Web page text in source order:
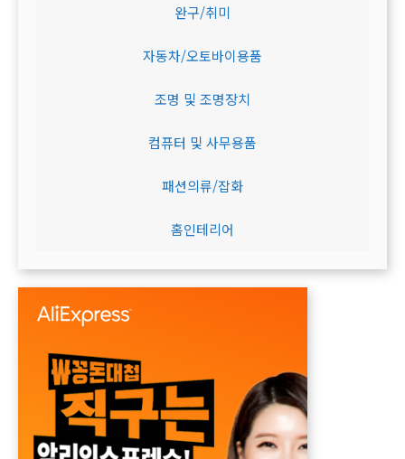
완구/취미
자동차/오토바이용품
조명 및 조명장치
컴퓨터 및 사무용품
패션의류/잡화
홈인테리어